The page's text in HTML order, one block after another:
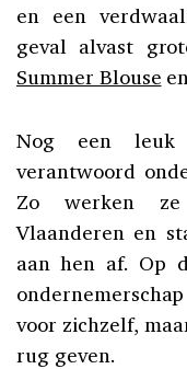
en een
geval alvast
Summer Blouse
Nog een leuk
verantwoord
Zo werken ze
Vlaanderen en
aan hen af. Op
voor zichzelf,
rug geven.